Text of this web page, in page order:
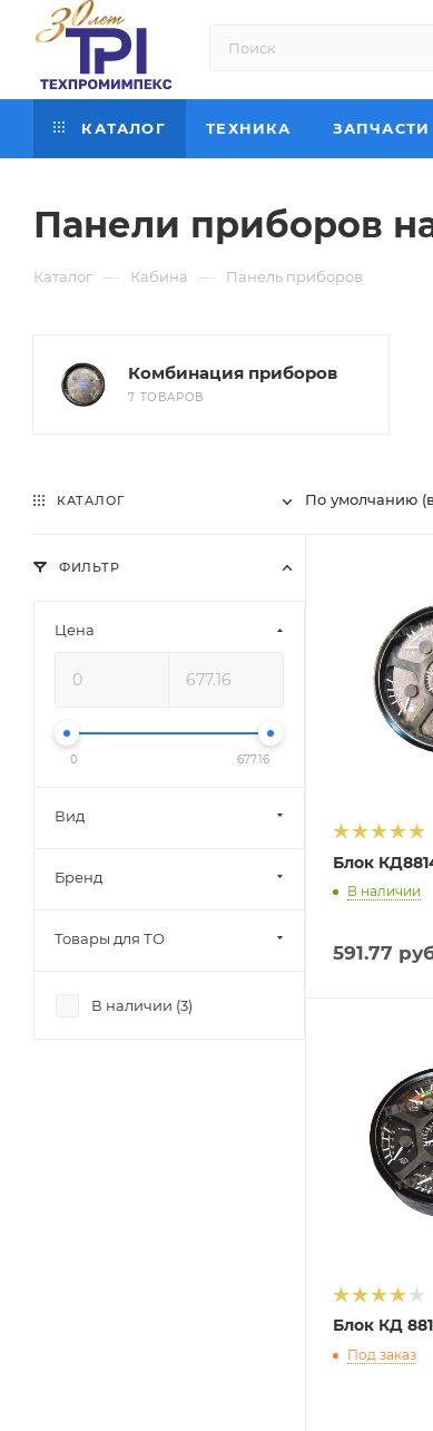
КАТАЛОГ ТЕХНИКА ЗАПЧАСТИ
Панели приборов
Каталог — Кабина — Панель приборов
Комбинация приборов
7 ТОВАРОВ
По умолчанию
Блок
В наличии
591.77
Блок КД
Под заказ
КАТАЛОГ
ФИЛЬТР
Цена
0 677.16
Вид
Бренд
Товары для ТО
В наличии (3)